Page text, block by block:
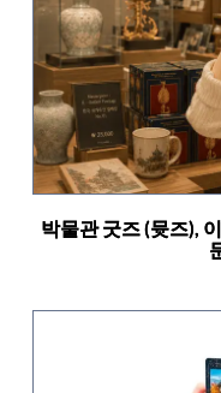
박물관 굿즈 (뮷즈),